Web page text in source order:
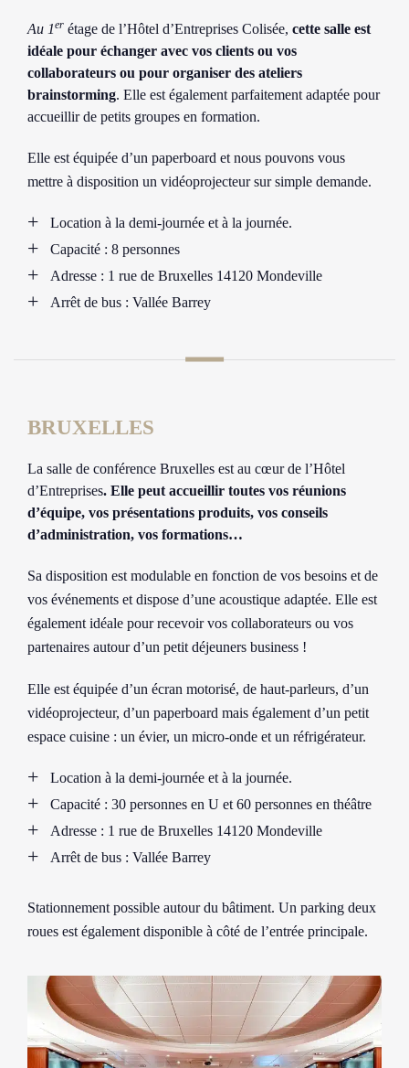
Au 1er étage de l’Hôtel d’Entreprises Colisée, cette salle est
idéale pour échanger avec vos clients ou vos
collaborateurs ou pour organiser des ateliers
brainstorming. Elle est également parfaitement adaptée pour
accueillir de petits groupes en formation.
Elle est équipée d’un paperboard et nous pouvons vous
mettre à disposition un vidéoprojecteur sur simple demande.
Location à la demi-journée et à la journée.
Capacité : 8 personnes
Adresse : 1 rue de Bruxelles 14120 Mondeville
Arrêt de bus : Vallée Barrey
BRUXELLES
La salle de conférence Bruxelles est au cœur de l’Hôtel
d’Entreprises. Elle peut accueillir toutes vos réunions
d’équipe, vos présentations produits, vos conseils
d’administration, vos formations…
Sa disposition est modulable en fonction de vos besoins et de
vos événements et dispose d’une acoustique adaptée. Elle est
également idéale pour recevoir vos collaborateurs ou vos
partenaires autour d’un petit déjeuners business !
Elle est équipée d’un écran motorisé, de haut-parleurs, d’un
vidéoprojecteur, d’un paperboard mais également d’un petit
espace cuisine : un évier, un micro-onde et un réfrigérateur.
Location à la demi-journée et à la journée.
Capacité : 30 personnes en U et 60 personnes en théâtre
Adresse : 1 rue de Bruxelles 14120 Mondeville
Arrêt de bus : Vallée Barrey
Stationnement possible autour du bâtiment. Un parking deux
roues est également disponible à côté de l’entrée principale.